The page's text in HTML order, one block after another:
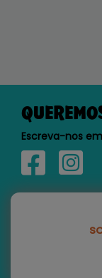
Escreva-nos